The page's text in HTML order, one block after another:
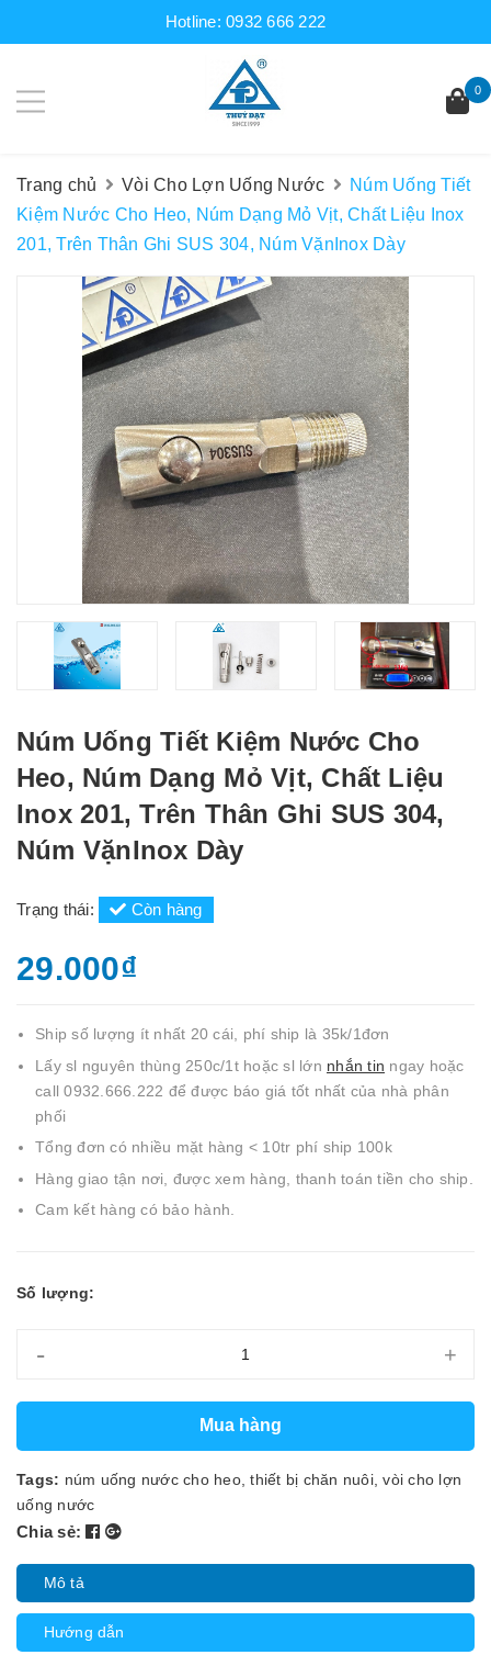
Hotline:0932 666 222
0
Trang chủ Vòi Cho Lợn Uống Nước
Núm Uống Tiết
Kiệm Nước Cho Heo, Núm Dạng Mỏ Vịt, Chất Liệu Inox
201, Trên Thân Ghi SUS 304, Núm VặnInox Dày
Núm Uống Tiết Kiệm Nước Cho
Heo, Núm Dạng Mỏ Vịt, Chất Liệu
Inox 201, Trên Thân Ghi SUS 304,
Núm VặnInox Dày
Trạng thái: Còn hàng
29.000₫
Ship số lượng ít nhất 20 cái, phí ship là 35k/1đơn
Lấy sl nguyên thùng 250c/1t hoặc sl lớn nhắn tin ngay hoặc
call 0932.666.222 để được báo giá tốt nhất của nhà phân
phối
Tổng đơn có nhiều mặt hàng < 10tr phí ship 100k
Hàng giao tận nơi, được xem hàng, thanh toán tiền cho ship.
Cam kết hàng có bảo hành.
Số lượng:
- +
Mua hàng
Tags: núm uống nước cho heo,thiết bị chăn nuôi,vòi cho lợn
uống nước
Chia sẻ:
Mô tả
Hướng dẫn